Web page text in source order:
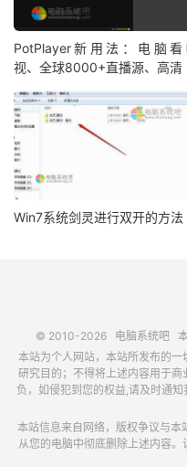
PotPlayer新用法：电脑看
视、全球8000+直播源、高清
Win7系统剑灵进行双开的方法
© 2010-2026 电脑系统吧本
本站为个人网站，本站所发布的
研究目的；不得将上述内容用于
负，如侵犯到您的权益,请及时通
本站信息来自网络，版权争议与本
从您的电脑中彻底删除上述内容